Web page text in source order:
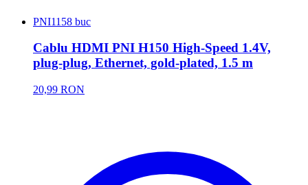
PNI1158 buc
Cablu HDMI PNI H150 High-Speed 1.4V,
plug-plug, Ethernet, gold-plated, 1.5 m
20,99 RON